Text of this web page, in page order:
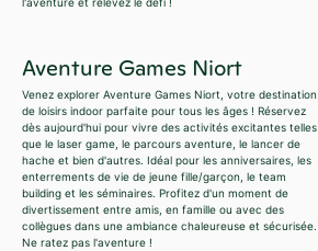
Aventure Games Niort
Venez explorer Aventure Games Niort, votre destination
de loisirs indoor parfaite pour tous les âges ! Réservez
dès aujourd'hui pour vivre des activités excitantes telles
que le laser game, le parcours aventure, le lancer de
hache et bien d'autres. Idéal pour les anniversaires, les
enterrements de vie de jeune fille/garçon, le team
building et les séminaires. Profitez d'un moment de
divertissement entre amis, en famille ou avec des
collègues dans une ambiance chaleureuse et sécurisée.
Ne ratez pas l'aventure !